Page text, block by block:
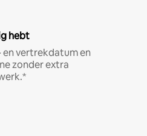
hebt
en vertrekdatum en
zonder extra